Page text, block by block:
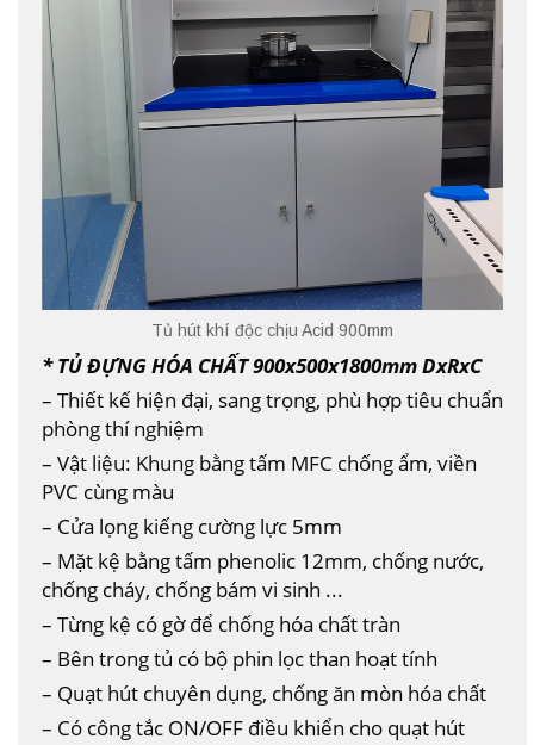
Tủ hút khí độc chịu Acid 900mm
* TỦ ĐỰNG HÓA CHẤT 900x500x1800mm DxRxC
– Thiết kế hiện đại, sang trọng, phù hợp tiêu chuẩn
phòng thí nghiệm
– Vật liệu: Khung bằng tấm MFC chống ẩm, viền
PVC cùng màu
– Cửa lọng kiếng cường lực 5mm
– Mặt kệ bằng tấm phenolic 12mm, chống nước,
chống cháy, chống bám vi sinh ...
– Từng kệ có gờ để chống hóa chất tràn
– Bên trong tủ có bộ phin lọc than hoạt tính
– Quạt hút chuyên dụng, chống ăn mòn hóa chất
– Có công tắc ON/OFF điều khiển cho quạt hút